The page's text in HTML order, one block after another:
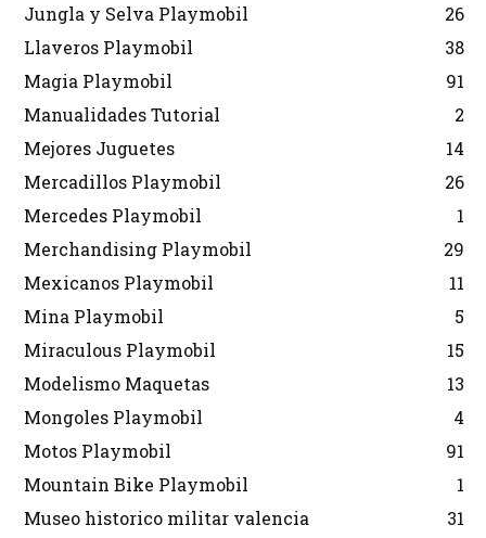
Jungla y Selva Playmobil
26
Llaveros Playmobil
38
Magia Playmobil
91
Manualidades Tutorial
2
Mejores Juguetes
14
Mercadillos Playmobil
26
Mercedes Playmobil
1
Merchandising Playmobil
29
Mexicanos Playmobil
11
Mina Playmobil
5
Miraculous Playmobil
15
Modelismo Maquetas
13
Mongoles Playmobil
4
Motos Playmobil
91
Mountain Bike Playmobil
1
Museo historico militar valencia
31